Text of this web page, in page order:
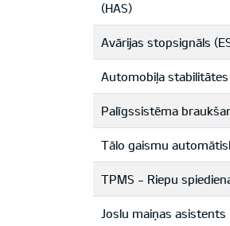
(HAS)
Avārijas stopsignāls
Automobiļa
Palīgssistēma
Tālo gaismu
TPMS - Riepu
Joslu maiņas asistents